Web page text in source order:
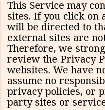
This Service may
sites. If you click on
will be directed to
external sites are
Therefore, we
review the Privacy
websites. We have
assume no
privacy policies, or
party sites or